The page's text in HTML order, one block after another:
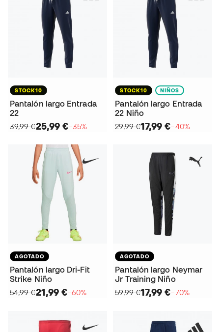
STOCK10
Pantalón largo Entrada
22
39,99 €25,99 €−35%
STOCK10 NIÑOS
Pantalón largo Entrada
22 Niño
29,99 €17,99 €−40%
AGOTADO
Pantalón largo Dri-Fit
Strike Niño
54,99 €21,99 €−60%
AGOTADO
Pantalón largo Neymar
Jr Training Niño
59,99 €17,99 €−70%